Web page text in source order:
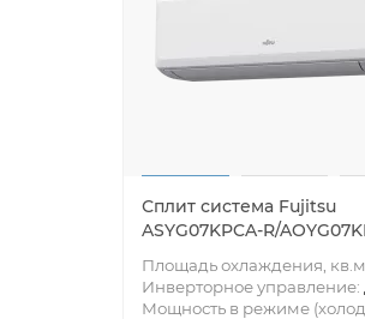
Сплит система Fujitsu
ASYG07KPCA-R/
Площадь охлаждения,
Инверторное управление:
Мощность в режиме